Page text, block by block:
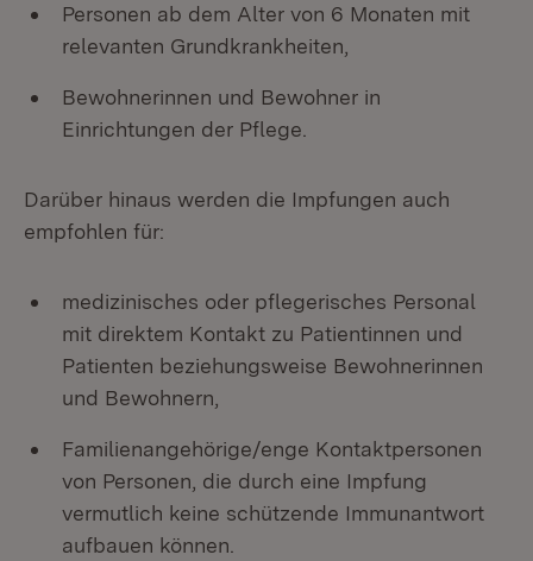
Personen ab dem Alter von 6 Monaten mit
relevanten Grundkrankheiten,
Bewohnerinnen und Bewohner in
Einrichtungen der Pflege.
Darüber hinaus werden die Impfungen auch
empfohlen für:
medizinisches oder pflegerisches Personal
mit direktem Kontakt zu Patientinnen und
Patienten beziehungsweise Bewohnerinnen
und Bewohnern,
Familienangehörige/enge Kontaktpersonen
von Personen, die durch eine Impfung
vermutlich keine schützende Immunantwort
aufbauen können.